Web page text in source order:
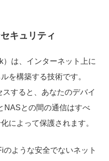
キュリティ
は、インターネット上に
を構築する技術です。
すると、あなたのデバイ
NASとの間の通信はすべ
によって保護されます。
ような安全でないネット